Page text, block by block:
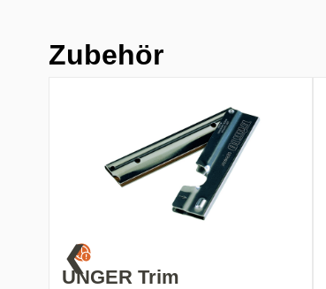
Zubehör
UNGER Trim
❮